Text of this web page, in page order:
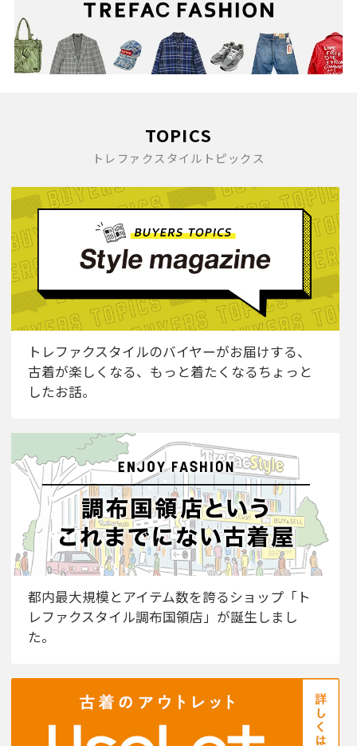
TOPICS
トレファクスタイルトピックス
トレファクスタイルのバイヤーがお届けする、
古着が楽しくなる、もっと着たくなるちょっと
したお話。
都内最大規模とアイテム数を誇るショップ「ト
レファクスタイル調布国領店」が誕生しまし
た。